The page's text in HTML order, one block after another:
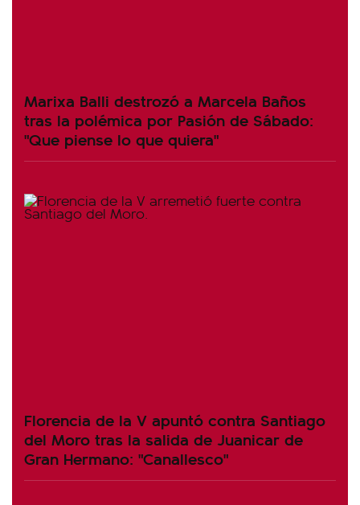
Marixa Balli destrozó a Marcela Baños
tras la polémica por Pasión de Sábado:
"Que piense lo que quiera"
Florencia de la V apuntó contra Santiago
del Moro tras la salida de Juanicar de
Gran Hermano: "Canallesco"